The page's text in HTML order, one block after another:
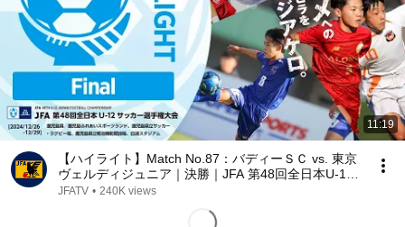
11:19
【ハイライト】Match No.87：バディーＳＣ vs. 東京
ヴェルディジュニア｜決勝｜JFA 第48回全日本U-12
サッカー選手権大会
JFATV • 240K views